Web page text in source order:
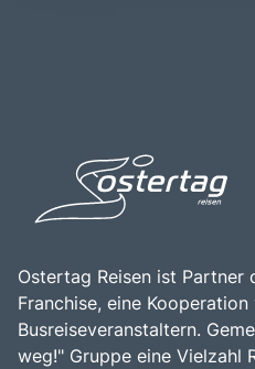
Ostertag Reisen ist Partner
Franchise, eine
Busreiseveranstaltern.
weg!" Gruppe eine Vielzahl